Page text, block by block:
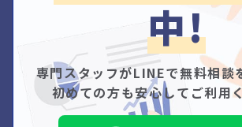
中!
専門スタッフがLINEで無料相談
初めての方も安心してご利用